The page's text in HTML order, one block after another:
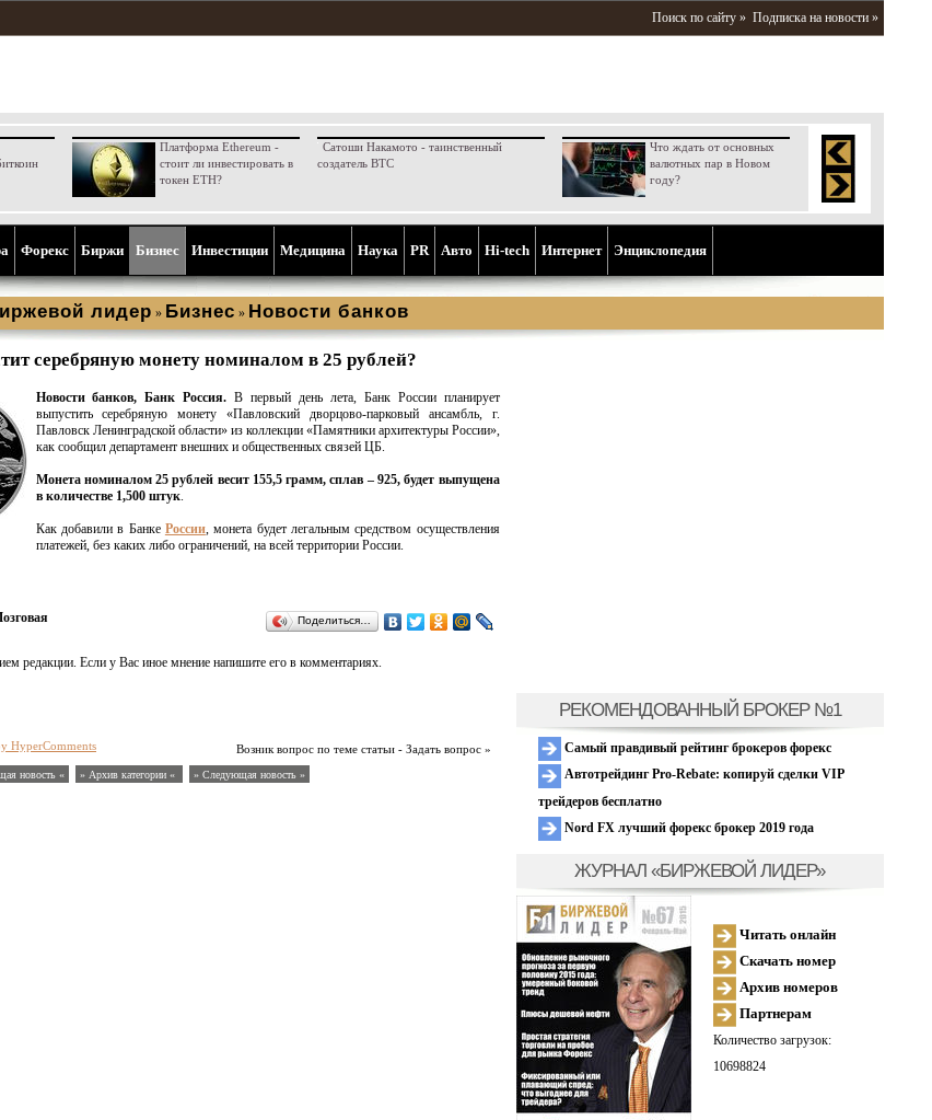
Поиск по сайту » Подписка на новости »
Платформа Ethereum -
стоит ли инвестировать в
токен ETH?
Сатоши Накамото - таинственный
создатель BTC
Что ждать от основных
валютных пар в Новом
году?
Форекс Биржи Бизнес Инвестиции Медицина Наука PR Aвто Hi-tech Интернет Энциклопедия
лидер » Бизнес » Новости банков
серебряную монету номиналом в 25 рублей?
Новости банков, Банк Россия. В первый день лета, Банк России планирует
выпустить серебряную монету «Павловский дворцово-парковый ансамбль, г.
Павловск Ленинградской области» из коллекции «Памятники архитектуры России»,
как сообщил департамент внешних и общественных связей ЦБ.
Монета номиналом 25 рублей весит 155,5 грамм, сплав – 925, будет выпущена
в количестве 1,500 штук.
Как добавили в Банке России, монета будет легальным средством осуществления
платежей, без каких либо ограничений, на всей территории России.
Поделиться…
редакции. Если у Вас иное мнение напишите его в комментариях.
Возник вопрос по теме статьи - Задать вопрос »
HyperComments
новость « » Архив категории « » Следующая новость »
РЕКОМЕНДОВАННЫЙ БРОКЕР №1
Самый правдивый рейтинг брокеров форекс
Автотрейдинг Pro-Rebate: копируй сделки VIP
трейдеров бесплатно
Nord FX лучший форекс брокер 2019 года
ЖУРНАЛ «БИРЖЕВОЙ ЛИДЕР»
Читать онлайн
Скачать номер
Архив номеров
Партнерам
Количество загрузок:
10698824